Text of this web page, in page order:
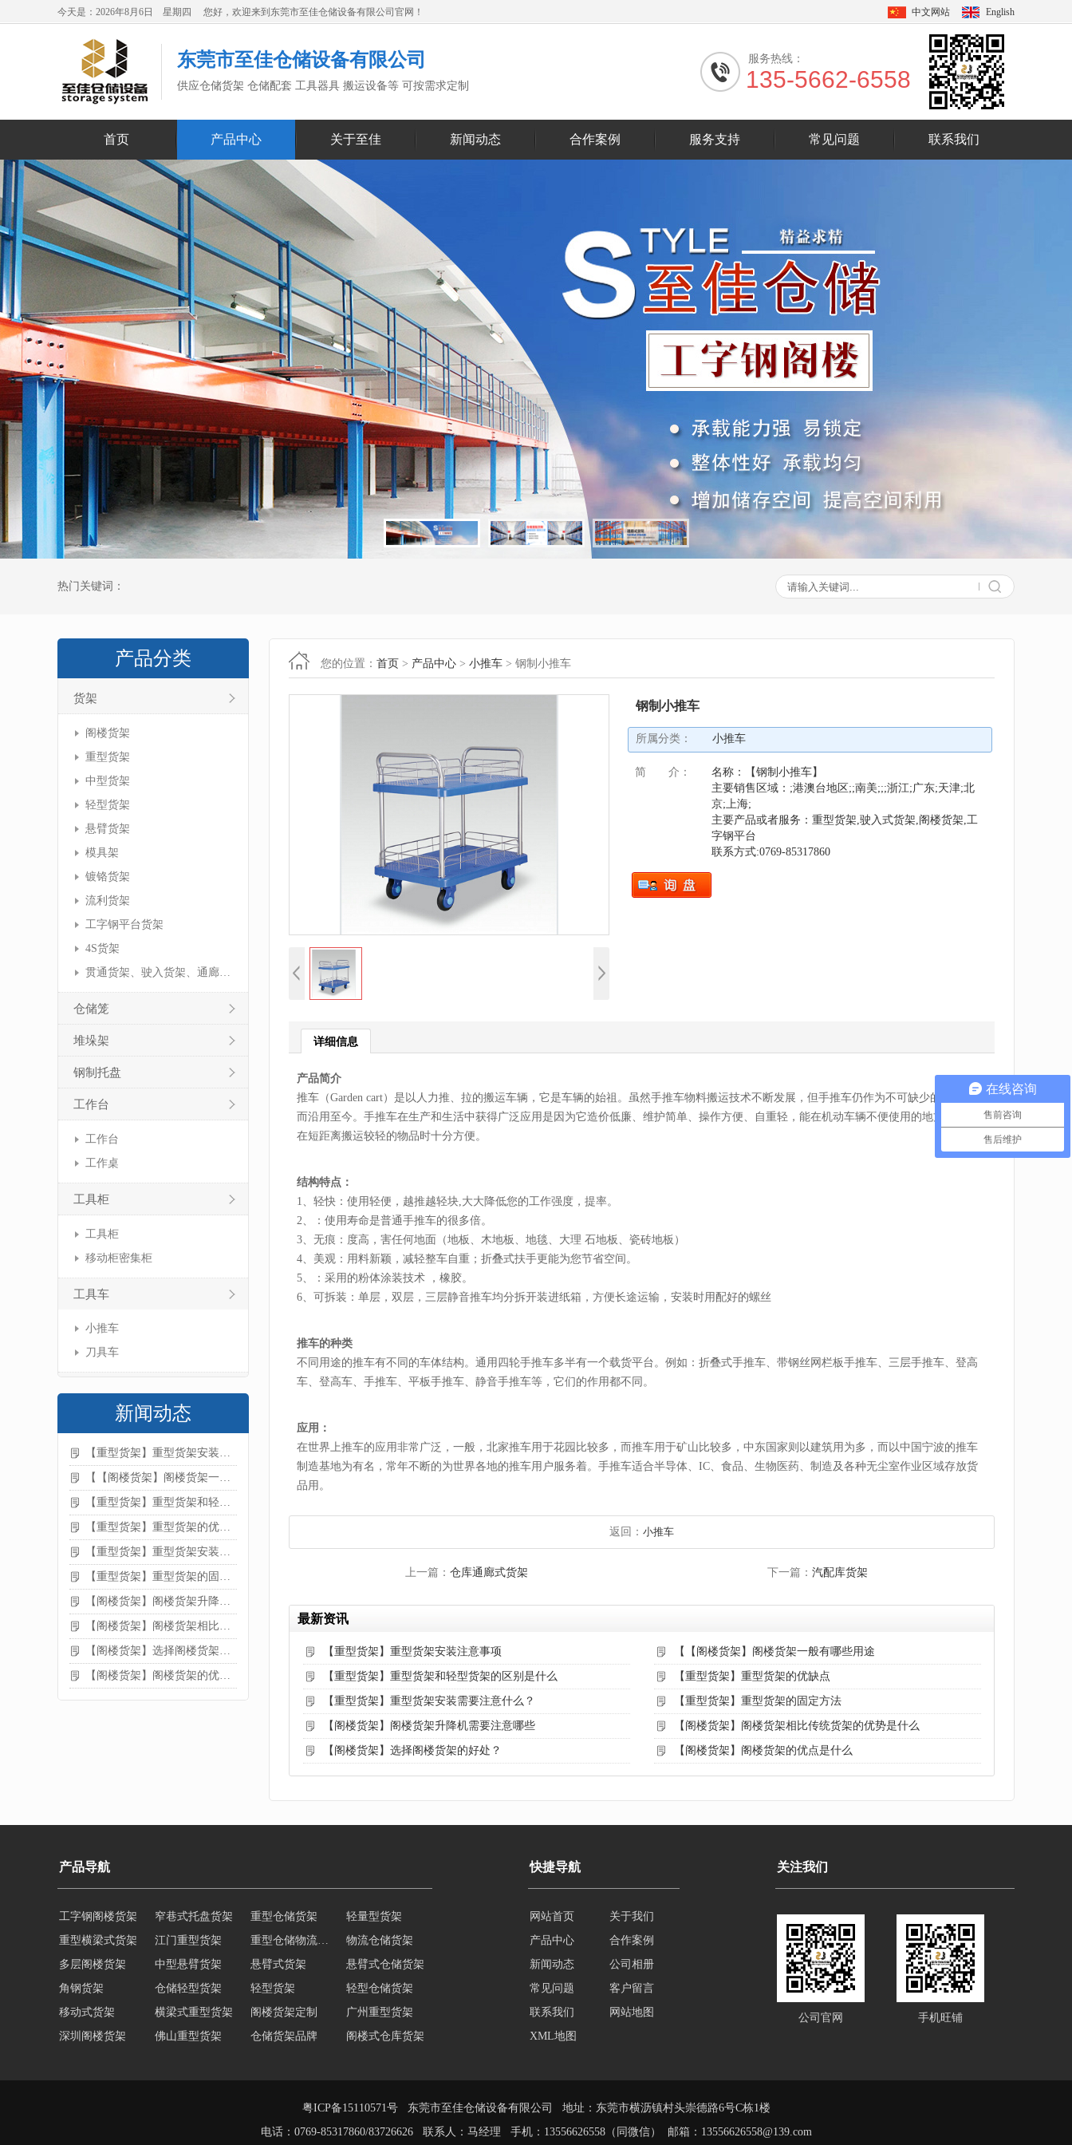
今天是：2026年8月6日 星期四 您好，欢迎来到东莞市至佳仓储设备有限公司官网！ 中文网站 English
东莞市至佳仓储设备有限公司
供应仓储货架 仓储配套 工具器具 搬运设备等 可按需求定制
服务热线：
135-5662-6558
首页 产品中心 关于至佳 新闻动态 合作案例 服务支持 常见问题 联系我们
热门关键词：
产品分类
货架
阁楼货架
重型货架
中型货架
轻型货架
悬臂货架
模具架
镀铬货架
流利货架
工字钢平台货架
4S货架
贯通货架、驶入货架、通廊货架
仓储笼
堆垛架
钢制托盘
工作台
工作台
工作桌
工具柜
工具柜
移动柜密集柜
工具车
小推车
刀具车
新闻动态
【重型货架】重型货架安装注意事项
【【阁楼货架】阁楼货架一般有哪些用途
【重型货架】重型货架和轻型货架的区别是什么
【重型货架】重型货架的优缺点
【重型货架】重型货架安装需要注意什么？
【重型货架】重型货架的固定方法
【阁楼货架】阁楼货架升降机需要注意哪些
【阁楼货架】阁楼货架相比传统货架的优势是什么
【阁楼货架】选择阁楼货架的好处？
【阁楼货架】阁楼货架的优点是什么
您的位置： 首页 > 产品中心 > 小推车 > 钢制小推车
钢制小推车
所属分类： 小推车
简 介：
名称：【钢制小推车】
主要销售区域：;港澳台地区;;南美;;;浙江;广东;天津;北
京;上海;
主要产品或者服务：重型货架,驶入式货架,阁楼货架,工
字钢平台
联系方式:0769-85317860
详细信息
产品简介
推车（Garden cart）是以人力推、拉的搬运车辆，它是车辆的始祖。虽然手推车物料搬运技术不断发展，但手推车仍作为不可缺少的搬运工具
而沿用至今。手推车在生产和生活中获得广泛应用是因为它造价低廉、维护简单、操作方便、自重轻，能在机动车辆不便使用的地方工作，
在短距离搬运较轻的物品时十分方便。
结构特点：
1、轻快：使用轻便，越推越轻块,大大降低您的工作强度，提率。
2、：使用寿命是普通手推车的很多倍。
3、无痕：度高，害任何地面（地板、木地板、地毯、大理 石地板、瓷砖地板）
4、美观：用料新颖，减轻整车自重；折叠式扶手更能为您节省空间。
5、：采用的粉体涂装技术 ，橡胶。
6、可拆装：单层，双层，三层静音推车均分拆开装进纸箱，方便长途运输，安装时用配好的螺丝
推车的种类
不同用途的推车有不同的车体结构。通用四轮手推车多半有一个载货平台。例如：折叠式手推车、带钢丝网栏板手推车、三层手推车、登高
车、登高车、手推车、平板手推车、静音手推车等，它们的作用都不同。
应用：
在世界上推车的应用非常广泛，一般，北家推车用于花园比较多，而推车用于矿山比较多，中东国家则以建筑用为多，而以中国宁波的推车
制造基地为有名，常年不断的为世界各地的推车用户服务着。手推车适合半导体、IC、食品、生物医药、制造及各种无尘室作业区域存放货
品用。
返回： 小推车
上一篇： 仓库通廊式货架 下一篇： 汽配库货架
最新资讯
【重型货架】重型货架安装注意事项 【【阁楼货架】阁楼货架一般有哪些用途
【重型货架】重型货架和轻型货架的区别是什么 【重型货架】重型货架的优缺点
【重型货架】重型货架安装需要注意什么？ 【重型货架】重型货架的固定方法
【阁楼货架】阁楼货架升降机需要注意哪些 【阁楼货架】阁楼货架相比传统货架的优势是什么
【阁楼货架】选择阁楼货架的好处？ 【阁楼货架】阁楼货架的优点是什么
产品导航
重型横梁式货架
江门重型货架
物流仓储货架
多层阁楼货架
中型悬臂货架 悬臂式货架
悬臂式仓储货架
角钢货架
仓储轻型货架 轻型货架
轻型仓储货架
移动式货架
横梁式重型货架 阁楼货架定制
广州重型货架
深圳阁楼货架
佛山重型货架 仓储货架品牌
阁楼式仓库货架
仓储货架
重型阁楼货架 东莞重型货架
阁楼平台货架
快捷导航
网站首页
关于我们
产品中心
合作案例
新闻动态
公司相册
常见问题
客户留言
联系我们
网站地图
XML地图
关注我们
公司官网 手机旺铺
粤ICP备15110571号东莞市至佳仓储设备有限公司 地址：东莞市横沥镇村头崇德路6号C栋1楼
电话：0769-85317860/83726626 联系人：马经理 手机：13556626558（同微信） 邮箱： 13556626558@139.com
在线咨询
售前咨询
售后维护